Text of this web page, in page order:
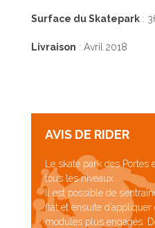
Surface du Skatepark:
Livraison : Avril 2018
AVIS DE RIDER
Le skate park des
tous les niveaux.
Il est possible de
flat et ensuite
modules plus engagés.